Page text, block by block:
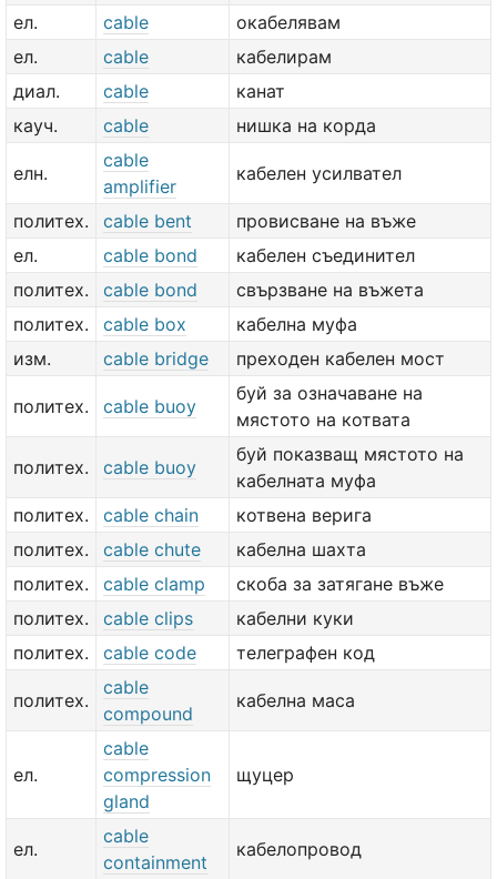
ел.
cable
окабелявам
ел.
cable
кабелирам
диал.
cable
канат
кауч.
cable нишка на корда
елн.
cable
amplifier
кабелен усилвател
политех. cable bent
провисване на въже
ел.
cable bond
кабелен съединител
политех.
cable bond
свързване на въжета
политех.
cable box
кабелна муфа
изм.
cable bridge преходен кабелен мост
политех. cable buoy
буй за означаване на
мястото на котвата
политех. cable buoy
буй показващ мястото на
кабелната муфа
политех.
cable chain
котвена верига
политех.
cable chute
кабелна шахта
политех.
cable clamp
скоба за затягане въже
политех.
cable clips
кабелни куки
политех.
cable code телеграфен код
политех.
cable
compound
кабелна маса
ел.
cable
compression
gland
щуцер
ел.
cable
containment
кабелопровод